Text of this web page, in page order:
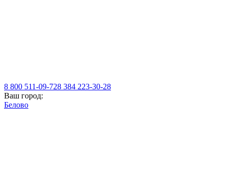
8 800 511-09-728 384 223-30-28
Ваш город:
Белово